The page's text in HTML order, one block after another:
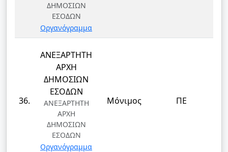
ΔΗΜΟΣΙΩΝ
ΕΣΟΔΩΝ
Οργανόγραμμα
36.
ΑΝΕΞΑΡΤΗΤΗ
ΑΡΧΗ
ΔΗΜΟΣΙΩΝ
ΕΣΟΔΩΝ
ΑΝΕΞΑΡΤΗΤΗ
ΑΡΧΗ
ΔΗΜΟΣΙΩΝ
ΕΣΟΔΩΝ
Οργανόγραμμα
Μόνιμος ΠΕ